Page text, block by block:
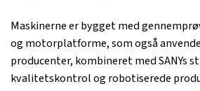
Maskinerne er bygget med
og motorplatforme, som også
producenter, kombineret med SANYs
kvalitetskontrol og robotiserede